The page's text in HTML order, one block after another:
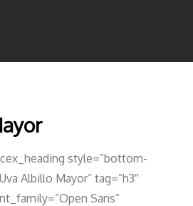
style=”bottom-
Albillo Mayor” tag=”h3″
Sans”